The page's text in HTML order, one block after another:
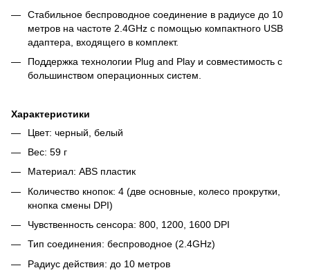
Стабильное беспроводное соединение в радиусе до 10
метров на частоте 2.4GHz с помощью компактного USB
адаптера, входящего в комплект.
Поддержка технологии Plug and Play и совместимость с
большинством операционных систем.
Характеристики
Цвет: черный, белый
Вес: 59 г
Материал: ABS пластик
Количество кнопок: 4 (две основные, колесо прокрутки,
кнопка смены DPI)
Чувственность сенсора: 800, 1200, 1600 DPI
Тип соединения: беспроводное (2.4GHz)
Радиус действия: до 10 метров